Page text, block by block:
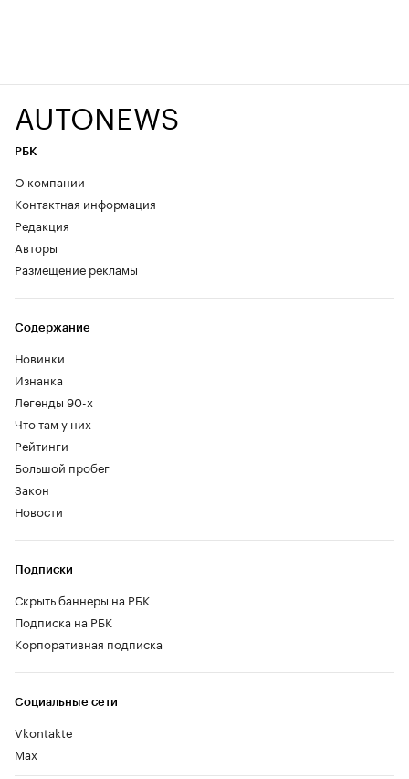
AUTONEWS
РБК
О компании
Контактная информация
Редакция
Авторы
Размещение рекламы
Содержание
Новинки
Изнанка
Легенды 90-х
Что там у них
Рейтинги
Большой пробег
Закон
Новости
Социальные сети
Vkontakte
Max
Подписки
Скрыть баннеры на РБК
Подписка на РБК
Корпоративная подписка